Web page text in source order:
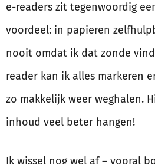
e-readers zit tegenwoordig
voordeel: in papieren
nooit omdat ik dat zonde
reader kan ik alles markeren
zo makkelijk weer weghalen.
inhoud veel beter hangen!
Ik wissel nog wel af – vooral